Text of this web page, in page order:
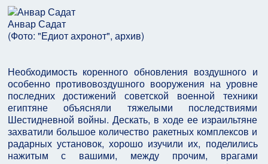
Анвар Садат
(Фото: "Едиот ахронот", архив)
Необходимость коренного обновления воздушного и
особенно противовоздушного вооружения на уровне
последних достижений советской военной техники
египтяне объясняли тяжелыми последствиями
Шестидневной войны. Дескать, в ходе ее израильтяне
захватили большое количество ракетных комплексов и
радарных установок, хорошо изучили их, поделились
нажитым с вашими, между прочим, врагами